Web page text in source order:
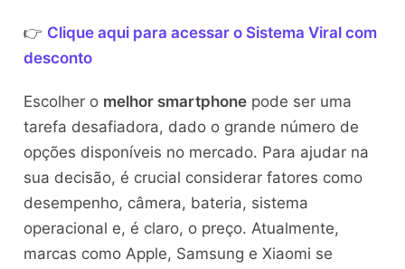
👉 Clique aqui para acessar o Sistema Viral com
desconto
Escolher o melhor smartphonepode ser uma
tarefa desafiadora, dado o grande número de
opções disponíveis no mercado. Para ajudar na
sua decisão, é crucial considerar fatores como
desempenho, câmera, bateria, sistema
operacional e, é claro, o preço. Atualmente,
marcas como Apple, Samsung e Xiaomi se